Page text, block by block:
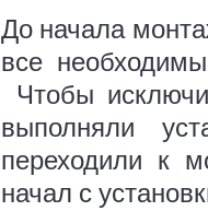
До начала
все
Чтобы
выполняли
переходили к
начал с